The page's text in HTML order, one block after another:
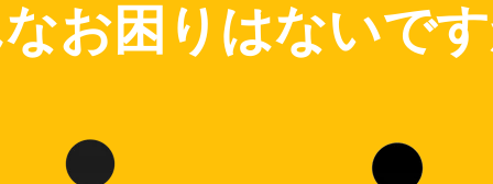
お困りはないで